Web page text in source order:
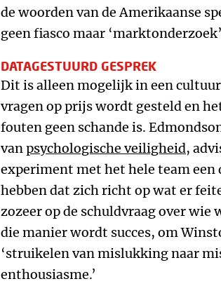
de woorden van de Amerikaanse
geen fiasco maar
DATAGESTUURD GESPREK
Dit is alleen mogelijk in een
vragen op prijs wordt gesteld en
fouten geen schande is.
vanpsychologische veiligheid,
experiment met het hele team een
hebben dat zich richt op wat er
zozeer op de schuldvraag over wie
die manier wordt succes, om
‘struikelen van mislukking naar
enthousiasme.’